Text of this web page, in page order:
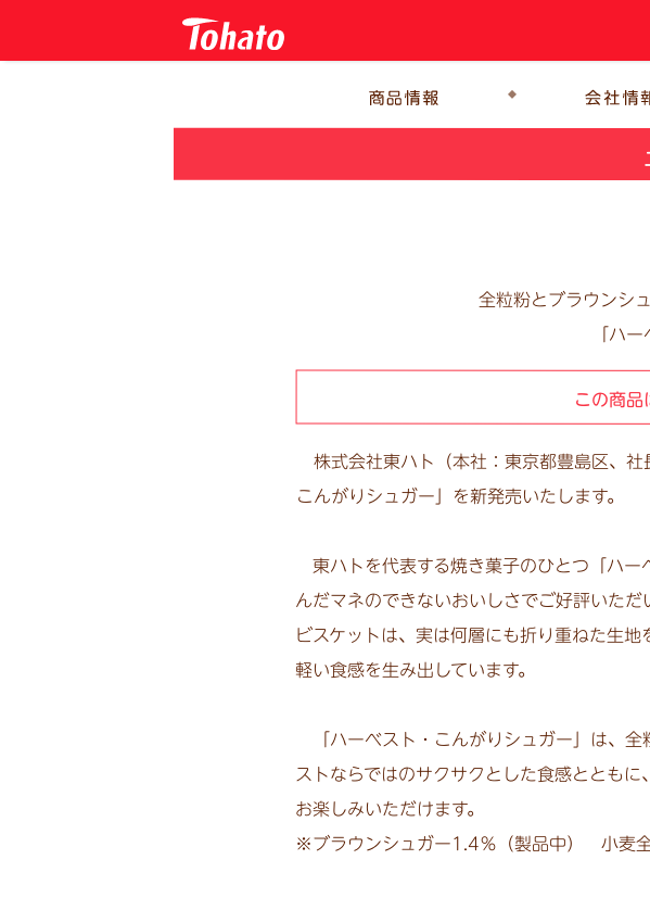
全粒粉とブラウンシ
「ハ
この商品
株式会社東ハト（本社：東京都豊島区、
こんがりシュガー」を新発売いたします。
東ハトを代表する焼き菓子のひとつ「ハ
んだマネのできないおいしさでご好評いた
ビスケットは、実は何層にも折り重ねた生
軽い食感を生み出しています。
「ハーベスト・こんがりシュガー」は、全
ストならではのサクサクとした食感ととも
お楽しみいただけます。
※ブラウンシュガー1.4％（製品中） 小麦全